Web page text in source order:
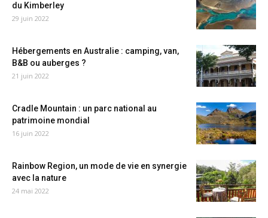
du Kimberley
29 juin 2022
Hébergements en Australie : camping, van,
B&B ou auberges ?
21 juin 2022
Cradle Mountain : un parc national au
patrimoine mondial
16 juin 2022
Rainbow Region, un mode de vie en synergie
avec la nature
24 mai 2022